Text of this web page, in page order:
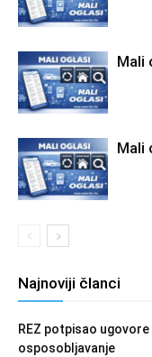
Mali
Mali
Najnoviji članci
REZ potpisao
osposobljavanje